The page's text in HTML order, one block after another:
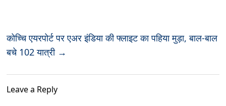
कोच्चि एयरपोर्ट पर एअर इंडिया की फ्लाइट का पहिया मुड़ा, बाल-बाल
बचे 102 यात्री →
Leave a Reply